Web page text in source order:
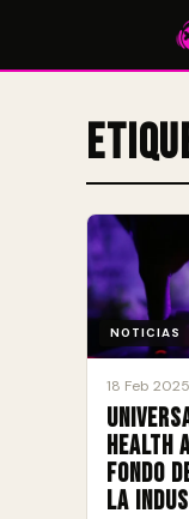
Accesos
NOTICIAS
18 Feb 2025
Health
fondo
la